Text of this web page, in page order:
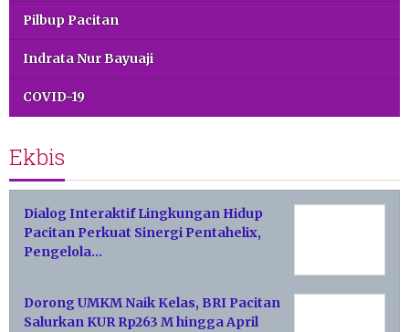
Pilbup Pacitan
Indrata Nur Bayuaji
COVID-19
Ekbis
Dialog Interaktif Lingkungan Hidup
Pacitan Perkuat Sinergi Pentahelix,
Pengelola…
Dorong UMKM Naik Kelas, BRI Pacitan
Salurkan KUR Rp263 M hingga April